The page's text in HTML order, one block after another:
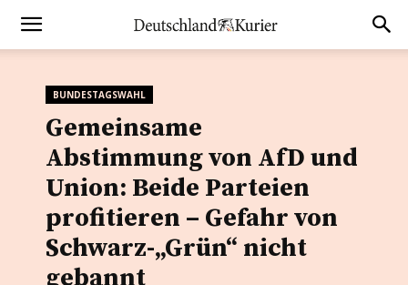
BUNDESTAGSWAHL
Gemeinsame
Abstimmung von AfD und
Union: Beide Parteien
profitieren – Gefahr von
Schwarz-„Grün“ nicht
gebannt